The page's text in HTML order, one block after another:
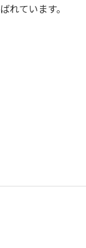
れています。